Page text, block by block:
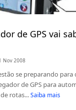
de GPS vai
Nov 2008
se preparando
de GPS para
rotas... Saiba mais